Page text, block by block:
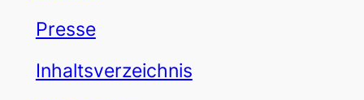
Presse
Inhaltsverzeichnis